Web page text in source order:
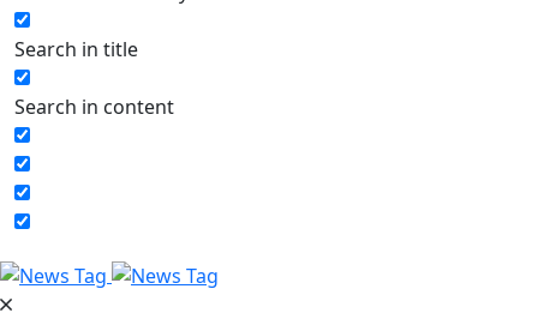
Search in title
Search in content